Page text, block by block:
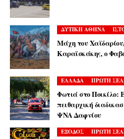
ΔΥΤΙΚΗ ΑΘΗΝΑ
Μάχη του
Καραϊσκάκης, ο
ΕΛΛΑΔΑ ΠΡΩΤΗ
Φωτιά στο Ποικίλο:
πειθαρχική
ΨΝΑ Δαφνίου
ΕΞΟΔΟΣ ΠΡΩΤΗ